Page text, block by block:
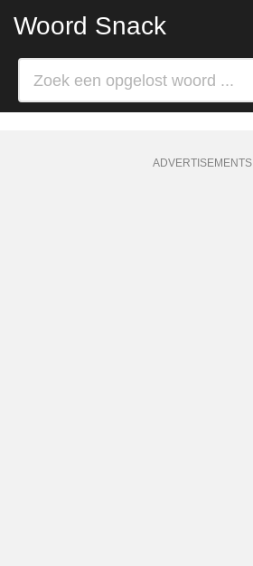
Woord Snack
ADVERTISEMENTS